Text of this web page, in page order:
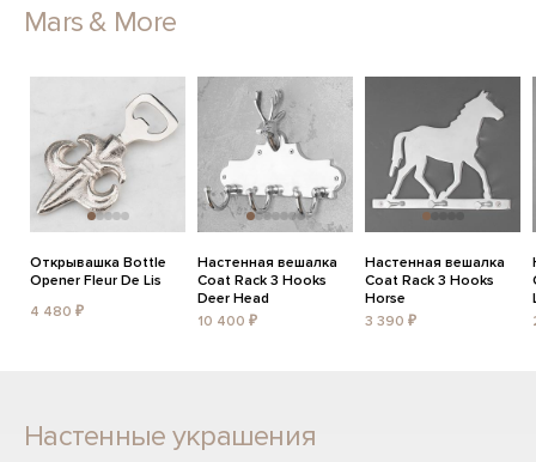
Mars & More
Открывашка Bottle
Opener Fleur De Lis
4 480 ₽
Настенная вешалка
Coat Rack 3 Hooks
Deer Head
10 400 ₽
Настенная вешалка
Coat Rack 3 Hooks
Horse
3 390 ₽
Настенные украшения